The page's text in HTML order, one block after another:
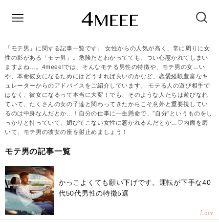
「モテ男」に関する記事一覧です。 女性からの人気が高く、常に周りに女
性の影がある「モテ男」。危険だとわかってても、つい心惹かれてしまい
ますよね…。4meee!では、そんなモテる男性の特徴や、モテ男の女…い
や、本命彼女になるためにはどうすれば良いのかなど、恋愛経験豊富なキ
ュレーターからのアドバイスをご紹介しています。 モテる人の遊び相手で
はなく、彼女になるって本当に大変！でも、そのような人たちは遊びなれ
ていて、たくさんの女の子達と関わってきたからこそ意外と重要視してい
るのは中身なんだとか…！自分の仕事に一生懸命で、”自分”というものをし
っかりと持っていて、媚びてこない女性に惹かれるんだとか…♡内面を磨
いて、モテ男の彼女の座を射止めましょう！
モテ男の記事一覧
かっこよくても願い下げです。運転が下手な40
代50代男性の特徴5選
Love